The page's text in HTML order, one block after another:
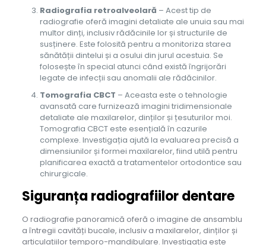
Radiografia retroalveolară – Acest tip de
radiografie oferă imagini detaliate ale unuia sau mai
multor dinți, inclusiv rădăcinile lor și structurile de
susținere. Este folosită pentru a monitoriza starea
sănătății dintelui și a osului din jurul acestuia. Se
folosește în special atunci când există îngrijorări
legate de infecții sau anomalii ale rădăcinilor.
Tomografia CBCT – Aceasta este o tehnologie
avansată care furnizează imagini tridimensionale
detaliate ale maxilarelor, dinților și țesuturilor moi.
Tomografia CBCT este esențială în cazurile
complexe. Investigația ajută la evaluarea precisă a
dimensiunilor și formei maxilarelor, fiind utilă pentru
planificarea exactă a tratamentelor ortodontice sau
chirurgicale.
Siguranța radiografiilor dentare
O radiografie panoramică oferă o imagine de ansamblu
a întregii cavități bucale, inclusiv a maxilarelor, dinților și
articulațiilor temporo-mandibulare. Investigația este